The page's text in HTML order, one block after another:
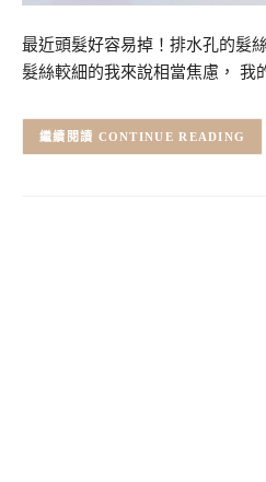
最近頭髮好容易掉！排水孔的髮
髮絲較細的我來說相當焦慮， 我
CONTINUE READING